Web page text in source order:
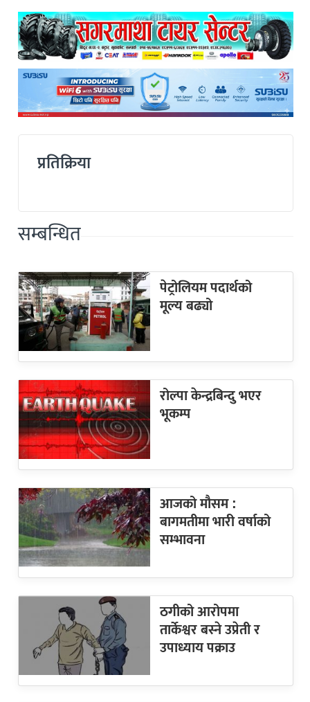
प्रतिक्रिया
सम्बन्धित
पेट्रोलियम पदार्थको
मूल्य बढ्यो
रोल्पा केन्द्रबिन्दु भएर
भूकम्प
आजको मौसम :
बागमतीमा भारी वर्षाको
सम्भावना
ठगीको आरोपमा
तार्केश्वर बस्ने उप्रेती र
उपाध्याय पक्राउ